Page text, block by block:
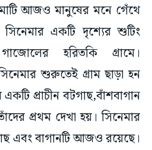
আজও মানুষের মনে গেঁথে
একটি দৃশ্যের শুটিং
হরিতকি গ্রামে।
শুরুতেই গ্রাম ছাড়া হন
প্রাচীন বটগাছ,বাঁশবাগান
প্রথম দেখা হয়। সিনেমার
এবং বাগানটি আজও রয়েছে।